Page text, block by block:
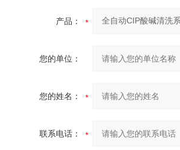
产品：
您的单位：
您的姓名：
联系电话：